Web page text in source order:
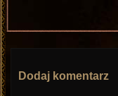
Dodaj komentarz